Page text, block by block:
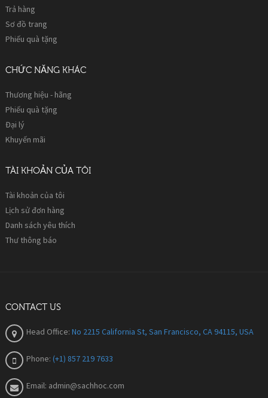
Trả hàng
Sơ đồ trang
Phiếu quà tặng
CHỨC NĂNG KHÁC
Thương hiệu - hãng
Phiếu quà tặng
Đại lý
Khuyến mãi
TÀI KHOẢN CỦA TÔI
Tài khoản của tôi
Lịch sử đơn hàng
Danh sách yêu thích
Thư thông báo
CONTACT US
Head Office: No 2215 California St, San Francisco, CA 94115, USA
Phone: (+1) 857 219 7633
Email: admin@sachhoc.com